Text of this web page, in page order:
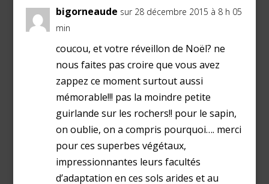
bigorneaude sur 28 décembre 2015 à 8 h 05
min
coucou, et votre réveillon de Noël? ne
nous faites pas croire que vous avez
zappez ce moment surtout aussi
mémorable!!! pas la moindre petite
guirlande sur les rochers!! pour le sapin,
on oublie, on a compris pourquoi…. merci
pour ces superbes végétaux,
impressionnantes leurs facultés
d’adaptation en ces sols arides et au